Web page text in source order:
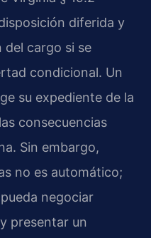
diferida y
del cargo si se
condicional. Un
su expediente de la
consecuencias
Sin embargo,
no es automático;
negociar
presentar un